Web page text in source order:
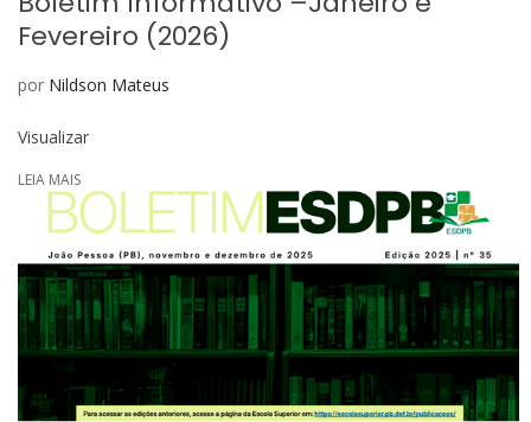
Fevereiro (2026)
por Nildson Mateus
Visualizar
LEIA MAIS